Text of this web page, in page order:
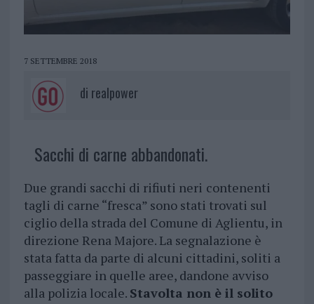
7 SETTEMBRE 2018
di realpower
Sacchi di carne abbandonati.
Due grandi sacchi di rifiuti neri contenenti
tagli di carne “fresca” sono stati trovati sul
ciglio della strada del Comune di Aglientu, in
direzione Rena Majore. La segnalazione è
stata fatta da parte di alcuni cittadini, soliti a
passeggiare in quelle aree, dandone avviso
alla polizia locale. Stavolta non è il solito